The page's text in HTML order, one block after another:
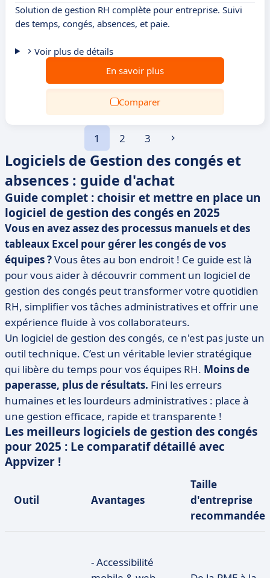
Solution de gestion RH complète pour entreprise. Suivi
des temps, congés, absences, et paie.
Voir plus de détails
En savoir plus
Comparer
1 2 3
Logiciels de Gestion des congés et
absences : guide d'achat
Guide complet : choisir et mettre en place un
logiciel de gestion des congés en 2025
Vous en avez assez des processus manuels et des
tableaux Excel pour gérer les congés de vos
équipes ?Vous êtes au bon endroit ! Ce guide est là
pour vous aider à découvrir comment un logiciel de
gestion des congés peut transformer votre quotidien
RH, simplifier vos tâches administratives et offrir une
expérience fluide à vos collaborateurs.
Un logiciel de gestion des congés, ce n'est pas juste un
outil technique. C’est un véritable levier stratégique
qui libère du temps pour vos équipes RH. Moins de
paperasse, plus de résultats. Fini les erreurs
humaines et les lourdeurs administratives : place à
une gestion efficace, rapide et transparente !
Les meilleurs logiciels de gestion des congés
pour 2025 : Le comparatif détaillé avec
Appvizer !
Outil Avantages
Taille
d'entreprise
recommandée
- Accessibilité